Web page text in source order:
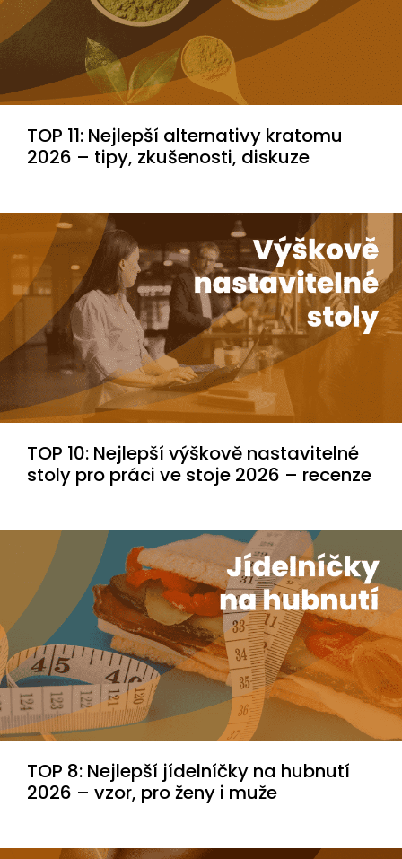
TOP 11: Nejlepší alternativy kratomu
2026 – tipy, zkušenosti, diskuze
TOP 10: Nejlepší výškově nastavitelné
stoly pro práci ve stoje 2026 – recenze
TOP 8: Nejlepší jídelníčky na hubnutí
2026 – vzor, pro ženy i muže